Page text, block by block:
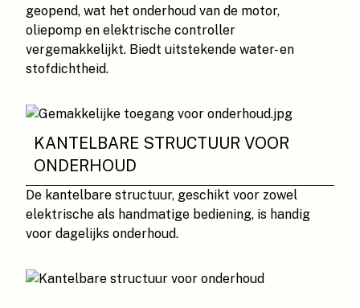
geopend, wat het onderhoud van de motor,
oliepomp en elektrische controller
vergemakkelijkt. Biedt uitstekende water- en
stofdichtheid.
KANTELBARE STRUCTUUR VOOR
ONDERHOUD
De kantelbare structuur, geschikt voor zowel
elektrische als handmatige bediening, is handig
voor dagelijks onderhoud.